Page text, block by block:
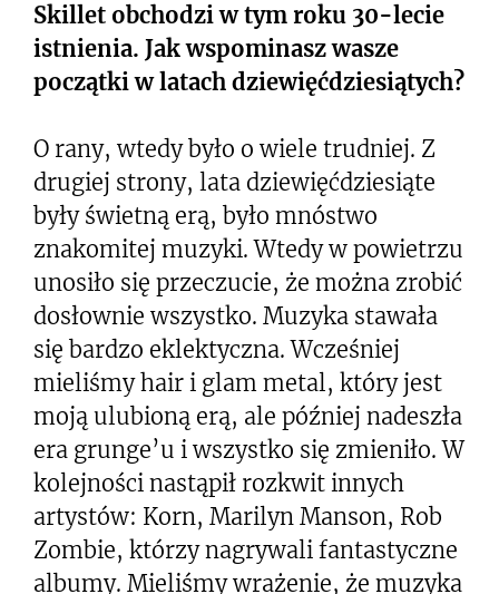
Skillet obchodzi w tym roku 30-lecie
istnienia. Jak wspominasz wasze
początki w latach dziewięćdziesiątych?
O rany, wtedy było o wiele trudniej. Z
drugiej strony, lata dziewięćdziesiąte
były świetną erą, było mnóstwo
znakomitej muzyki. Wtedy w powietrzu
unosiło się przeczucie, że można zrobić
dosłownie wszystko. Muzyka stawała
się bardzo eklektyczna. Wcześniej
mieliśmy hair i glam metal, który jest
moją ulubioną erą, ale później nadeszła
era grunge’u i wszystko się zmieniło. W
kolejności nastąpił rozkwit innych
artystów: Korn, Marilyn Manson, Rob
Zombie, którzy nagrywali fantastyczne
albumy. Mieliśmy wrażenie, że muzyka